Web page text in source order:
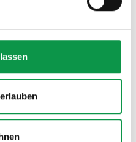
von GARDEON: Ein
nie enttäuscht
Überdachung auf keinen